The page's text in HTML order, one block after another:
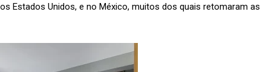
Estados Unidos, e no México, muitos dos quais retomaram as